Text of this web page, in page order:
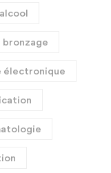
alcool
bronzage